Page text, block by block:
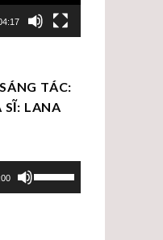
TÁC:
SĨ: LANA
dụng